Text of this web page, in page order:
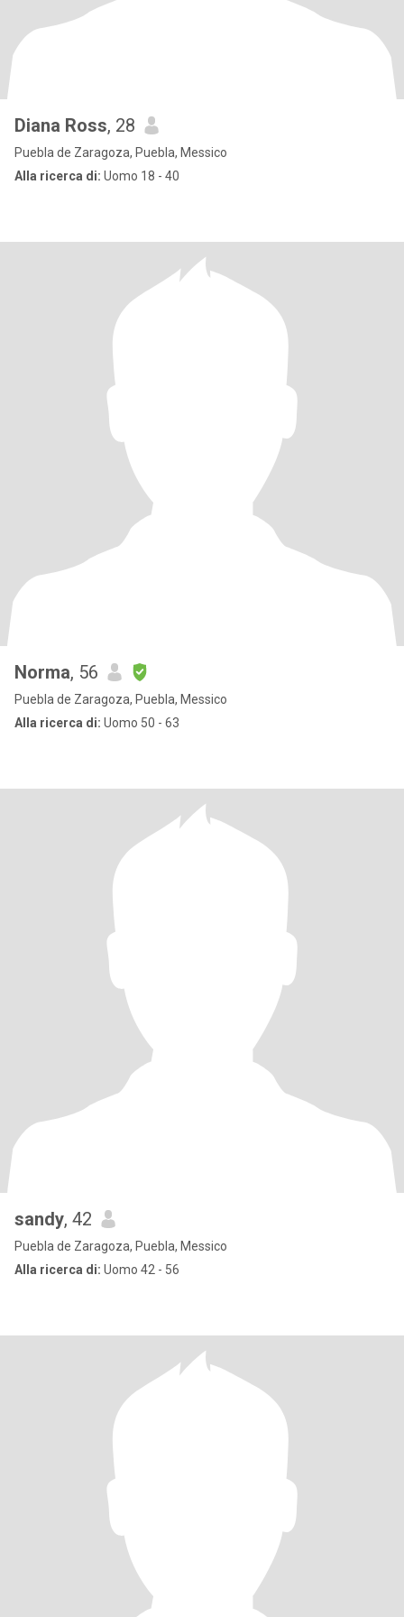
Diana Ross, 28
Puebla de Zaragoza, Puebla, Messico
Alla ricerca di: Uomo 18 - 40
Norma, 56
Puebla de Zaragoza, Puebla, Messico
Alla ricerca di: Uomo 50 - 63
sandy, 42
Puebla de Zaragoza, Puebla, Messico
Alla ricerca di: Uomo 42 - 56